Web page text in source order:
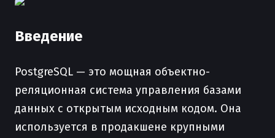
Введение
PostgreSQL — это мощная объектно-
реляционная система управления базами
данных с открытым исходным кодом. Она
используется в продакшене крупными